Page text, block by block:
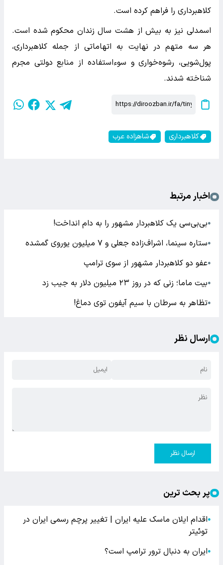
کلاهبرداری را فراهم کرده است.
اسمدلی نیز به بیش از هشت سال زندان محکوم شده است.
هر سه متهم در نهایت به اتهاماتی از جمله کلاهبرداری،
پول‌شویی، رشوه‌خواری و سوءاستفاده از منابع دولتی مجرم
شناخته شدند.
کلاهبرداری شاهزاده عرب
اخبار مرتبط
●بی‌بی‌سی یک کلاهبردار مشهور را به دام انداخت!
●ستاره سینما، اشراف‌زاده جعلی و ۷ میلیون یوروی گمشده
●عفو دو کلاهبردار مشهور از سوی ترامپ
●بیت ماما؛ زنی که در روز ۲۳ میلیون دلار به جیب زد
●تظاهر به سرطان با سیم آیفون توی دماغ!
ارسال نظر
ارسال نظر
پر بحث ترین
●اقدام ایلان ماسک علیه ایران | تغییر پرچم رسمی ایران در
توئیتر
●ایران به دنبال ترور ترامپ است؟